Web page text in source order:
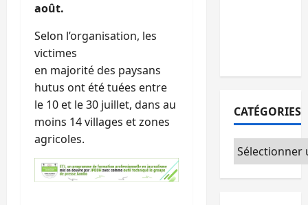
août.
Selon l’organisation, les
victimes
en majorité des paysans
hutus ont été tuées entre
le 10 et le 30 juillet, dans au
moins 14 villages et zones
agricoles.
CATÉGORIES
Catégories